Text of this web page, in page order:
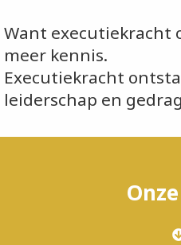
Want executiekracht
meer kennis.
Executiekracht
leiderschap en